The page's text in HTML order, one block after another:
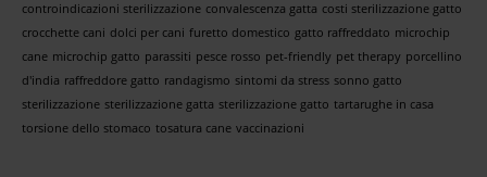
controindicazioni sterilizzazione convalescenza gatta costi sterilizzazione gatto
crocchette cani dolci per cani furetto domestico gatto raffreddato microchip
cane microchip gatto parassiti pesce rosso pet-friendly pet therapy porcellino
d'india raffreddore gatto randagismo sintomi da stress sonno gatto
sterilizzazione sterilizzazione gatta sterilizzazione gatto tartarughe in casa
torsione dello stomaco tosatura cane vaccinazioni